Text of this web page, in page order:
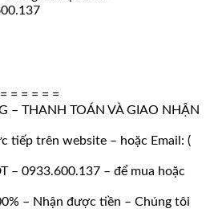
= = = = =
– THANH TOÁN VÀ GIAO NHẬN
tiếp trên website – hoặc Email: (
– 0933.600.137 – để mua hoặc
– Nhận được tiền – Chúng tôi